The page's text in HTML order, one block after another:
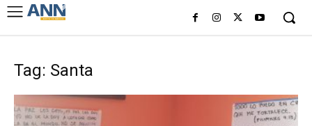
Tag: Santa